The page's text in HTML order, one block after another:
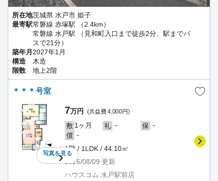
所在地茨城県 水戸市 姫子
最寄駅常磐線 赤塚駅 （2.4km）
常磐線 水戸駅 （見和町入口まで徒歩2分、駅までバ
スで21分）
築年月2027年1月
構造
木造
階数
地上2階
＊＊＊号室
写真を見る
7万円 (共益費 4,000円)
敷 1ヶ月 礼 － 保 －
償 －
1階 / 1LDK / 44.10㎡
2026/08/09 更新
ハウスコム 水戸駅前店